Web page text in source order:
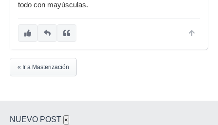
todo con mayúsculas.
« Ir a Masterización
NUEVO POST ×